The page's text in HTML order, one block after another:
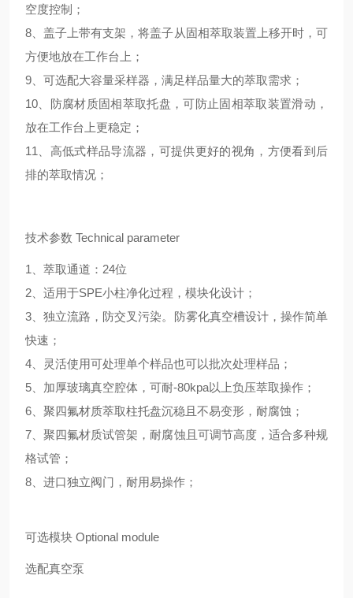
空度控制；
8、盖子上带有支架，将盖子从固相萃取装置上移开时，可
方便地放在工作台上；
9、可选配大容量采样器，满足样品量大的萃取需求；
10、防腐材质固相萃取托盘，可防止固相萃取装置滑动，
放在工作台上更稳定；
11、高低式样品导流器，可提供更好的视角，方便看到后
排的萃取情况；
技术参数 Technical parameter
1、萃取通道：24位
2、适用于SPE小柱净化过程，模块化设计；
3、独立流路，防交叉污染。防雾化真空槽设计，操作简单
快速；
4、灵活使用可处理单个样品也可以批次处理样品；
5、加厚玻璃真空腔体，可耐-80kpa以上负压萃取操作；
6、聚四氟材质萃取柱托盘沉稳且不易变形，耐腐蚀；
7、聚四氟材质试管架，耐腐蚀且可调节高度，适合多种规
格试管；
8、进口独立阀门，耐用易操作；
可选模块 Optional module
选配真空泵